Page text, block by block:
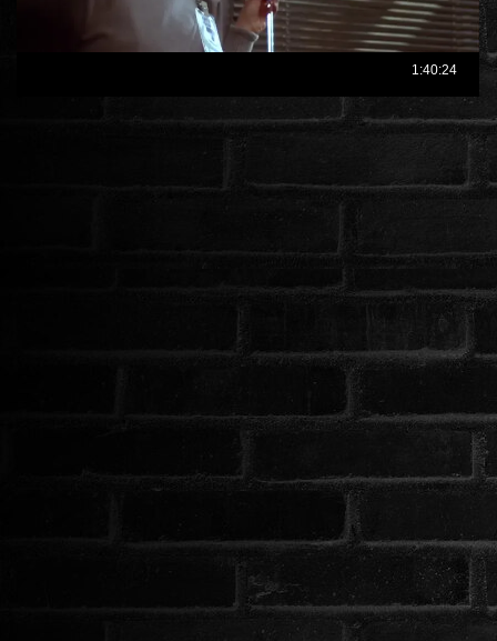
SOROZAT
www.onlinefilmvilag2.eu,Copyright © 2017-2026 Az oldal nem tárol
semmilyen jogsértő tartalmat. Minden adat külső forrásból származik |
Frissítve: 2026.07.27